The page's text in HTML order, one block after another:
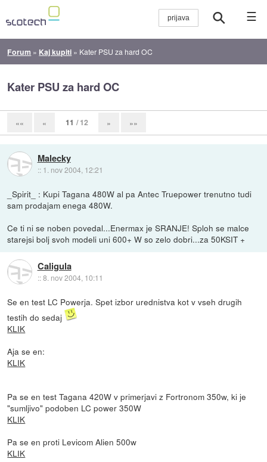
☰
Forum » Kaj kupiti » Kater PSU za hard OC
Kater PSU za hard OC
«« « 11 / 12 » »»
Malecky
:: 1. nov 2004, 12:21
_Spirit_ : Kupi Tagana 480W al pa Antec Truepower trenutno tudi
sam prodajam enega 480W.
Ce ti ni se noben povedal...Enermax je SRANJE! Sploh se malce
starejsi bolj svoh modeli uni 600+ W so zelo dobri...za 50KSIT +
Caligula
::8. nov 2004, 10:11
Se en test LC Powerja. Spet izbor urednistva kot v vseh drugih
testih do sedaj
KLIK
Aja se en:
KLIK
Pa se en test Tagana 420W v primerjavi z Fortronom 350w, ki je
"sumljivo" podoben LC power 350W
KLIK
Pa se en proti Levicom Alien 500w
KLIK